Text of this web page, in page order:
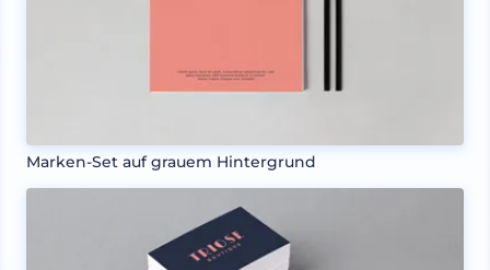
Marken-Set auf grauem Hintergrund